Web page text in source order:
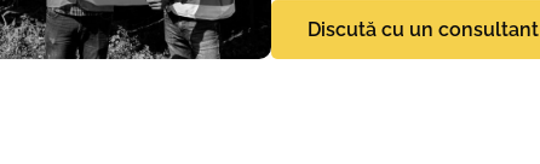
Discută cu un consultant